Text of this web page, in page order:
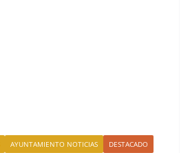
AYUNTAMIENTO NOTICIAS DESTACADO